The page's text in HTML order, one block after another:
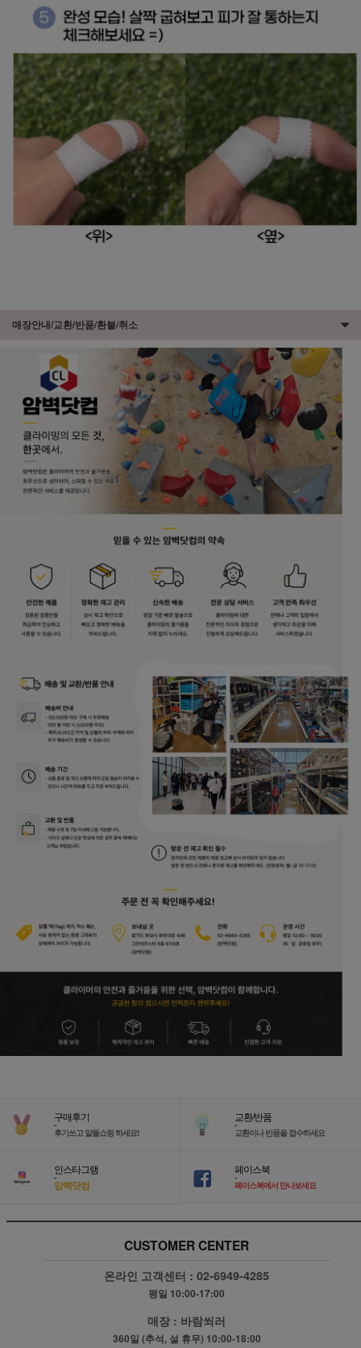
매장안내/교환/반품/환불/취소
구매후기
-
후기쓰고 알뜰쇼핑 하세요!
교환/반품
-
교환이나 반품을 접수하세요
인스타그램
-
암벽닷컴
페이스북
-
페이스북에서 만나보세요
CUSTOMER CENTER
온라인 고객센터 :02-6949-4285
평일 10:00-17:00
매장 : 바람쐬러
360일 (추석, 설 휴무) 10:00-18:00